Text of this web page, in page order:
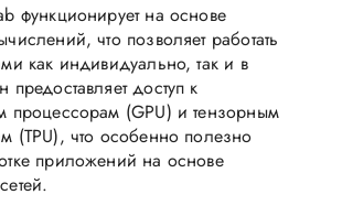
функционирует на основе
что позволяет работать
как индивидуально, так и в
доступ к
процессорам (GPU) и тензорным
(TPU), что особенно полезно
приложений на основе